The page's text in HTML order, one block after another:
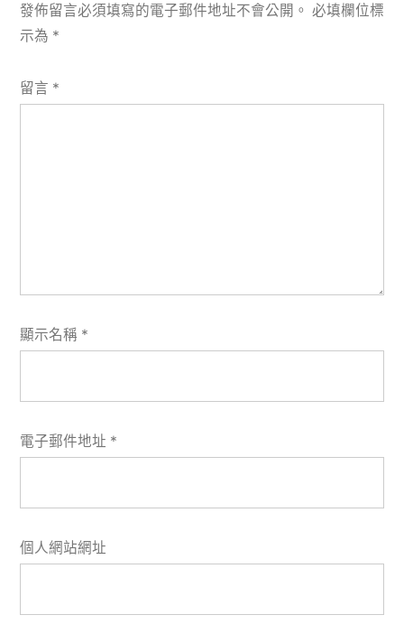
發佈留言必須填寫的電子郵件地址不會公開。 必填欄位標
示為 *
留言 *
顯示名稱 *
電子郵件地址 *
個人網站網址